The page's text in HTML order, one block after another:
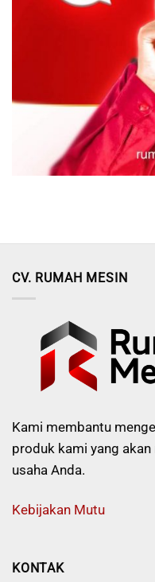
CV. RUMAH MESIN
Kami membantu
produk kami yang
usaha Anda.
Kebijakan Mutu
KONTAK